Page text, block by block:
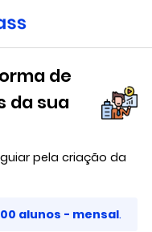
de
da sua
pela criação da
alunos - mensal.